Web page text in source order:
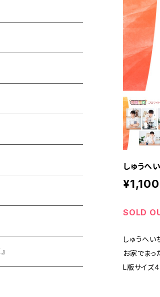
しゅうへ
¥1,100
SOLD
しゅうへい
お家でまっ
L版サイズ４